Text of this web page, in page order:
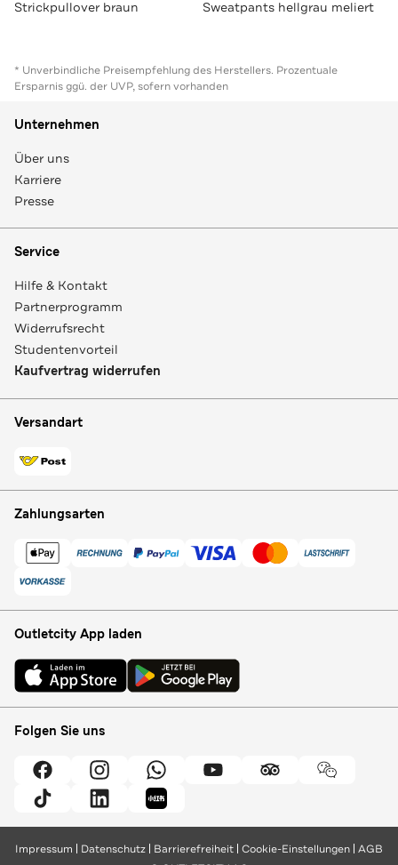
Strickpullover braun Sweatpants hellgrau meliert
* Unverbindliche Preisempfehlung des Herstellers. Prozentuale
Ersparnis ggü. der UVP, sofern vorhanden
Unternehmen
Über uns
Karriere
Presse
Service
Hilfe & Kontakt
Partnerprogramm
Widerrufsrecht
Studentenvorteil
Kaufvertrag widerrufen
Versandart
Zahlungsarten
Outletcity App laden
Folgen Sie uns
Impressum Datenschutz Barrierefreiheit Cookie-Einstellungen AGB